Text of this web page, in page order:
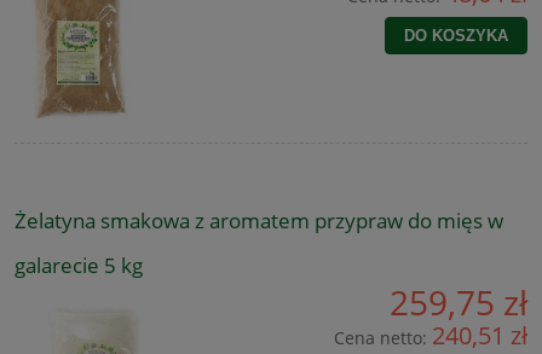
DO KOSZYKA
Żelatyna smakowa z aromatem przypraw do mięs w
galarecie 5 kg
259,75 zł
Cena netto: 240,51 zł